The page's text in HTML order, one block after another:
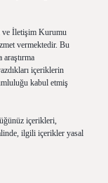
ve İletişim Kurumu
vermektedir. Bu
içeriklerin
kabul etmiş
içerikleri,
ilgili içerikler yasal